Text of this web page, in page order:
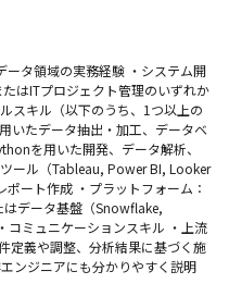
タ領域の実務経験 ・システム開
はITプロジェクト管理のいずれか
スキル（以下のうち、1つ以上の
たデータ抽出・加工、データベ
を用いた開発、データ解析、
ル（Tableau, Power BI, Looker
ート作成 ・プラットフォーム：
はデータ基盤（Snowflake,
ミュニケーションスキル ・上流
定義や調整、分析結果に基づく施
ンジニアにも分かりやすく説明